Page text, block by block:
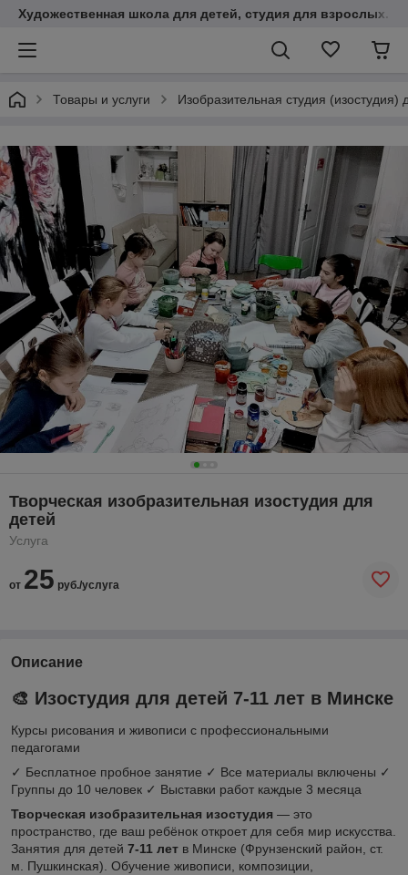
Художественная школа для детей, студия для взрослых.
Товары и услуги Изобразительная студия (изостудия)
Творческая изобразительная изостудия для
детей
Услуга
от 25 руб./услуга
Описание
🎨 Изостудия для детей 7-11 лет в Минске
Курсы рисования и живописи с профессиональными
педагогами
✓ Бесплатное пробное занятие ✓ Все материалы включены ✓
Группы до 10 человек ✓ Выставки работ каждые 3 месяца
Творческая изобразительная изостудия — это
пространство, где ваш ребёнок откроет для себя мир искусства.
Занятия для детей 7-11 лет в Минске (Фрунзенский район, ст.
м. Пушкинская). Обучение живописи, композиции,